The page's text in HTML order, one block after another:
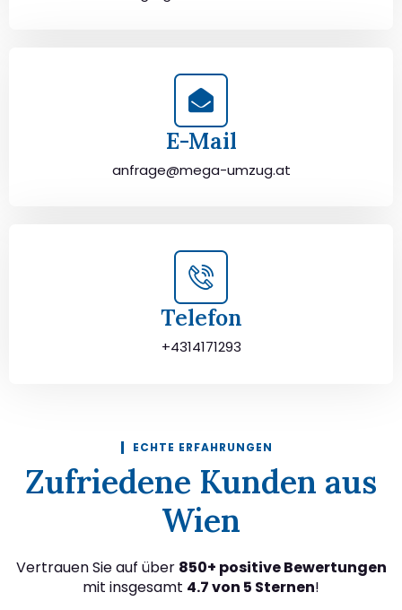
E-Mail
anfrage@mega-umzug.at
Telefon
+4314171293
ECHTE ERFAHRUNGEN
Zufriedene Kunden aus
Wien
Vertrauen Sie auf über 850+ positive Bewertungen
mit insgesamt 4.7 von 5 Sternen!